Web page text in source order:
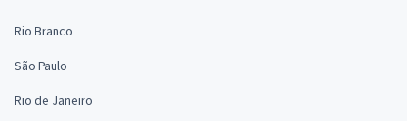
Rio Branco
São Paulo
Rio de Janeiro